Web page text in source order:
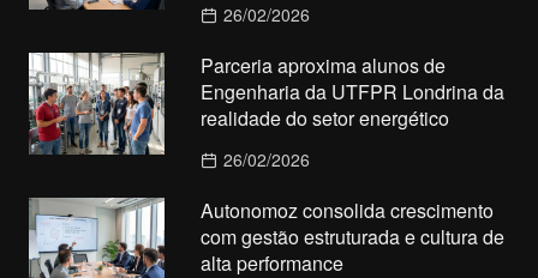
26/02/2026
Parceria aproxima alunos de
Engenharia da UTFPR Londrina da
realidade do setor energético
26/02/2026
Autonomoz consolida crescimento
com gestão estruturada e cultura de
alta performance